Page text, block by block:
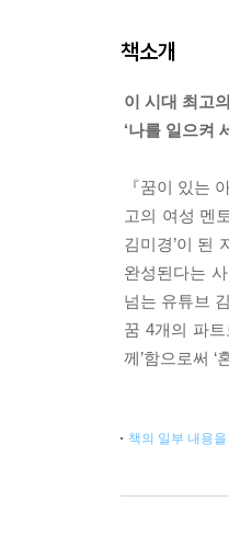
책소개
이 시대 최고
‘나를 일으켜
『꿈이 있는
고의 여성 멘
김미경’이 된
완성된다는
넘는 유튜브
꿈 4개의 파
께’함으로써
책의 일부 내용